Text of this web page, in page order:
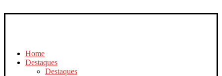
Home
Destaques
Destaques